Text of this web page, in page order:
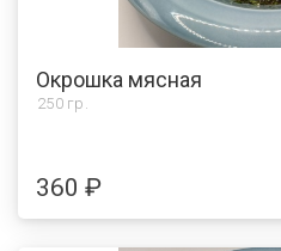
Окрошка мясная
250 гр.
360 ₽